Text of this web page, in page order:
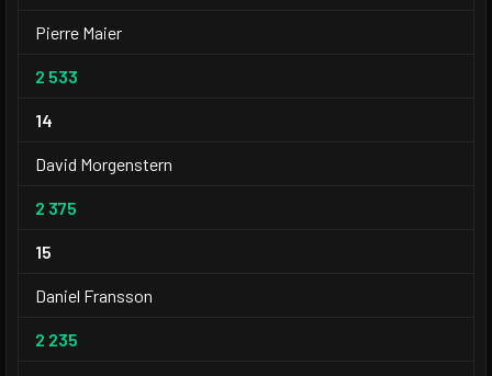
Pierre Maier
2 533
14
David Morgenstern
2 375
15
Daniel Fransson
2 235